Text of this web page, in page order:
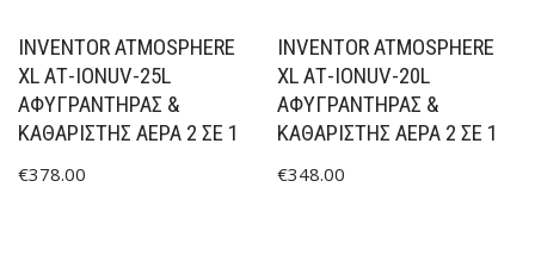
INVENTOR ATMOSPHERE
XL ΑΤ-IONUV-25L
ΑΦΥΓΡΑΝΤΉΡΑΣ &
ΚΑΘΑΡΙΣΤΉΣ ΑΈΡΑ 2 ΣΕ 1
€378.00
INVENTOR ATMOSPHERE
XL ΑΤ-IONUV-20L
ΑΦΥΓΡΑΝΤΉΡΑΣ &
ΚΑΘΑΡΙΣΤΉΣ ΑΈΡΑ 2 ΣΕ 1
€348.00